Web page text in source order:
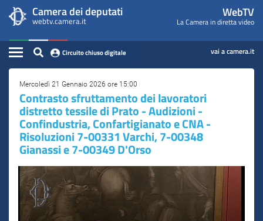
contenuto
principale
WebTV
Camera
dei
Deputati
menu
di
navigazione
Camera dei deputati
webtv.camera.it
WebTV
La Camera in diretta video
Home
Assemblea
Presidente
Commissioni
Eventi
Conferenze Stampa
Circuito chiuso digitale
Circuito chiuso digitale vai a camera.it
Contenuto
Mercoledì 21 Gennaio 2026 ore 15:00
Contrasto sfruttamento dei lavoratori
distretto tessile di Prato - Audizioni -
Confindustria, Confartigianato e CNA -
Risoluzioni 7-00331 Varchi, 7-00348
Gianassi e 7-00349 D'Orso